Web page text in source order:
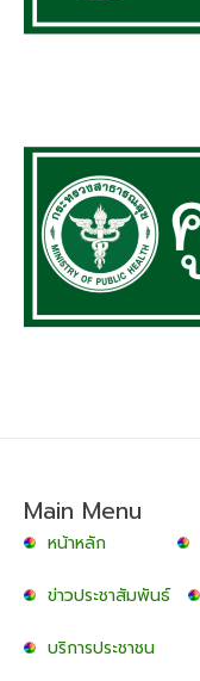
Main Menu
หน้าหลัก
ข่าวประชาสัมพันธ์
บริการประชาชน